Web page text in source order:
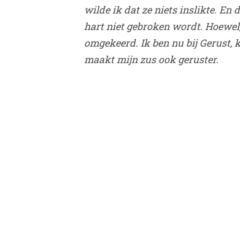
wilde ik dat ze niets inslikte. En
hart niet gebroken wordt.
omgekeerd. Ik ben nu bij
maakt mijn zus ook geruster.